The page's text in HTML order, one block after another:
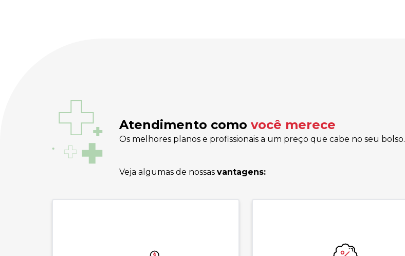
Atendimento como você merece
Os melhores planos e profissionais a um preço que cabe no seu bolso.
Veja algumas de nossas vantagens: